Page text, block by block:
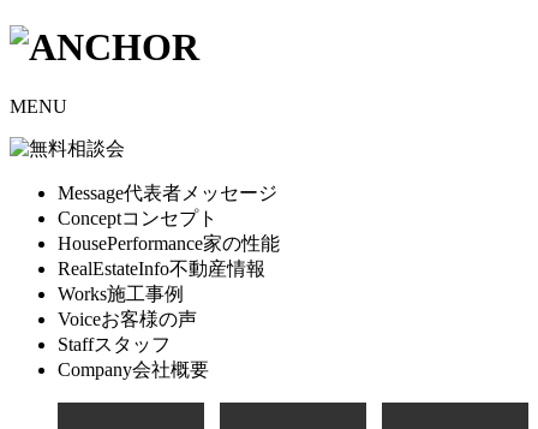
MENU
Message代表者メッセージ
Conceptコンセプト
HousePerformance家の性能
RealEstateInfo不動産情報
Works施工事例
Voiceお客様の声
Staffスタッフ
Company会社概要